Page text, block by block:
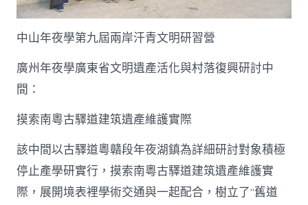
中山年夜學第九屆兩岸汗青文明研習營
廣州年夜學廣東省文明遺產活化與村落復興研討中
間：
摸索南粵古驛道建筑遺產維護實際
該中間以古驛道粵贛段年夜湖鎮為詳細研討對象積極
停止產學研實行，摸索南粵古驛道建筑遺產維護實
際，展開境表裡學術交通與一起配合，樹立了“舊道